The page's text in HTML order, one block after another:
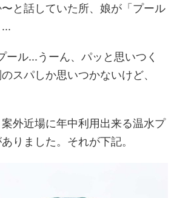
と話していた所、娘が「プール
ール...うーん、パッと思いつく
スパしか思いつかないけど、
外近場に年中利用出来る温水プ
りました。それが下記。